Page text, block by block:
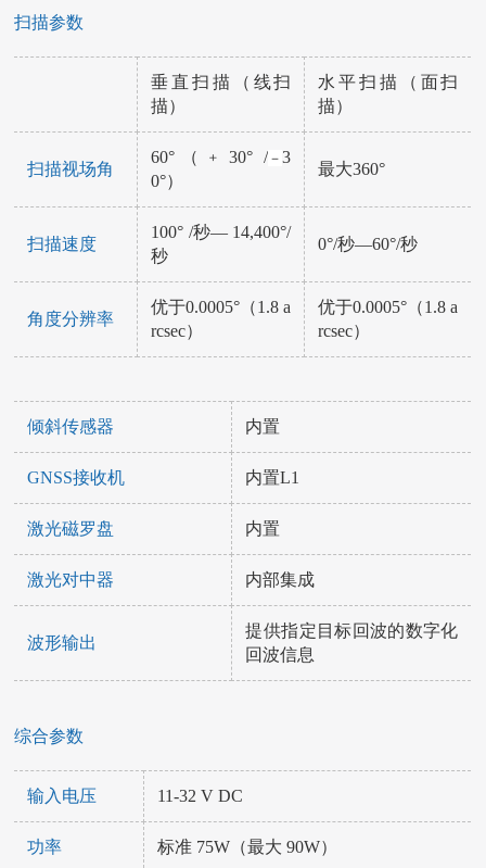
扫描参数
垂直扫描（线扫
描）
水平扫描（面扫
描）
扫描视场角
60°（﹢30° / －3
0°）
最大360°
扫描速度
100° /秒— 14,400°/
秒
0°/秒—60°/秒
角度分辨率
优于0.0005°（1.8 a
rcsec）
优于0.0005°（1.8 a
rcsec）
倾斜传感器 内置
GNSS接收机 内置L1
激光磁罗盘 内置
激光对中器 内部集成
波形输出
提供指定目标回波的数字化
回波信息
综合参数
输入电压 11-32 V DC
功率 标准 75W（最大 90W）